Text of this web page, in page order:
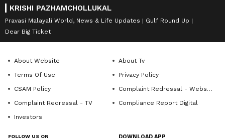
KRISHI PAZHAMCHOLLUKAL
Pravasi Malayali World, News & Life Updates
Gulf Round Up
Dear Big Ticket
About Website
About Tv
Terms Of Use
Privacy Policy
CSAM Policy
Complaint Redressal - Website
Complaint Redressal - TV
Compliance Report Digital
Investors
FOLLOW US ON DOWNLOAD APP